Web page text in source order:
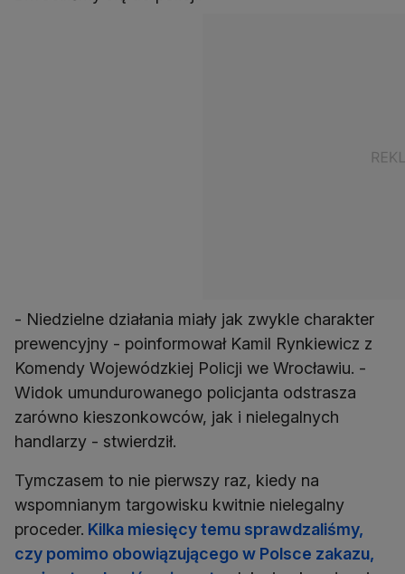
- Niedzielne działania miały jak zwykle charakter
prewencyjny - poinformował Kamil Rynkiewicz z
Komendy Wojewódzkiej Policji we Wrocławiu. -
Widok umundurowanego policjanta odstrasza
zarówno kieszonkowców, jak i nielegalnych
handlarzy - stwierdził.
Tymczasem to nie pierwszy raz, kiedy na
wspomnianym targowisku kwitnie nielegalny
proceder. Kilka miesięcy temu sprawdzaliśmy,
czy pomimo obowiązującego w Polsce zakazu,